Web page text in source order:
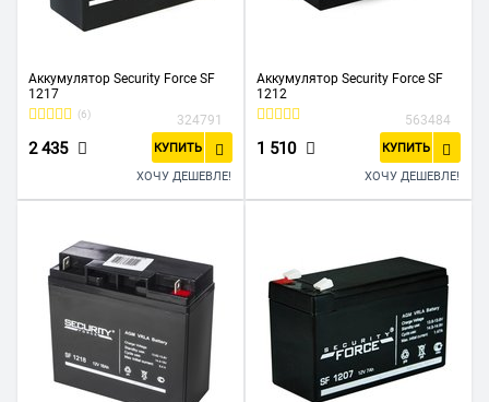
Аккумулятор Security Force SF
1217
(6) 324791
2 435 КУПИТЬ
ХОЧУ ДЕШЕВЛЕ!
Аккумулятор Security Force SF
1212
563484
1 510 КУПИТЬ
ХОЧУ ДЕШЕВЛЕ!